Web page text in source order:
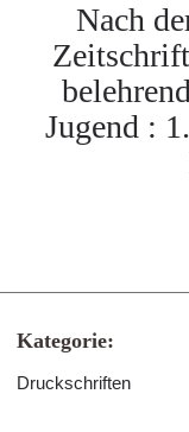
Nach
Jugend :
Kategorie:
Druckschriften